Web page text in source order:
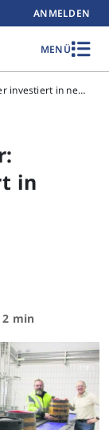
ANMELDEN
MENÜ
Booster für Bierfässer: Hohenfelder investiert in neue Abfüllung
in
min